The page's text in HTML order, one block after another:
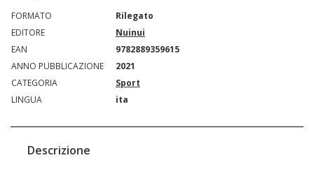
FORMATO
Rilegato
EDITORE
Nuinui
EAN
9782889359615
ANNO PUBBLICAZIONE
2021
CATEGORIA
Sport
LINGUA
ita
Descrizione